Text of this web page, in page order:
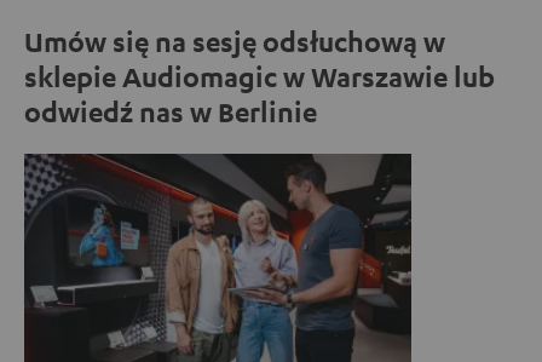
Umów się na sesję odsłuchową w
sklepie Audiomagic w Warszawie lub
odwiedź nas w Berlinie